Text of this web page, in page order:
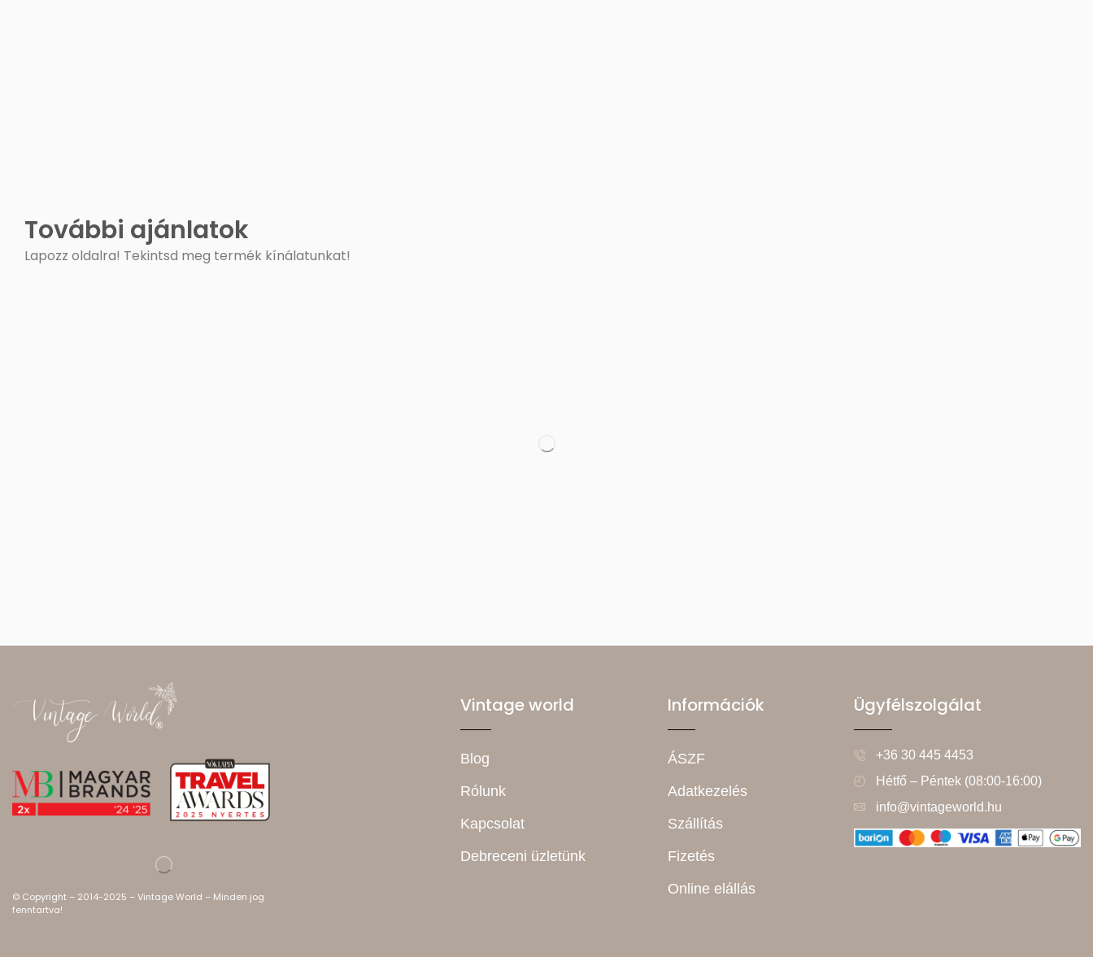
További ajánlatok
Lapozz oldalra! Tekintsd meg termék kínálatunkat!
© Copyright – 2014-2025 – Vintage World – Minden jog
fenntartva!
Vintage world
Blog
Rólunk
Kapcsolat
Debreceni üzletünk
Információk
ÁSZF
Adatkezelés
Szállítás
Fizetés
Online elállás
Ügyfélszolgálat
+36 30 445 4453
Hétfő – Péntek (08:00-16:00)
info@vintageworld.hu